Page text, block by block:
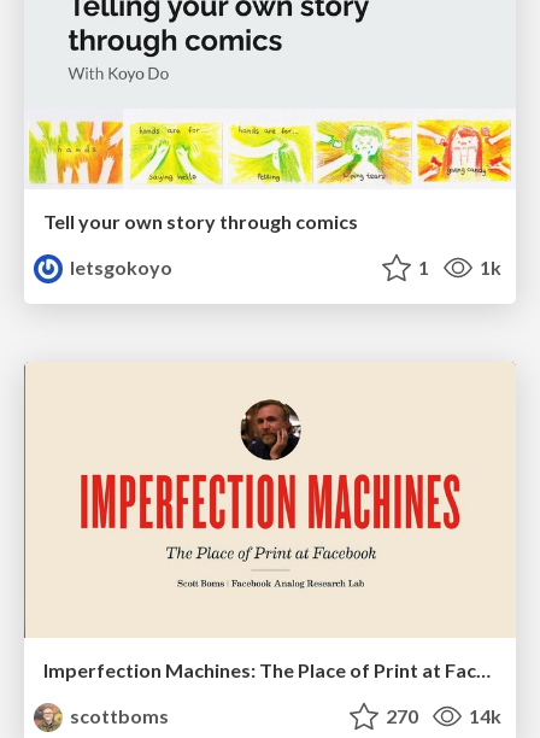
Tell your own story through comics
letsgokoyo
1 1k
Imperfection Machines: The Place of Print at Facebook
scottboms
270 14k